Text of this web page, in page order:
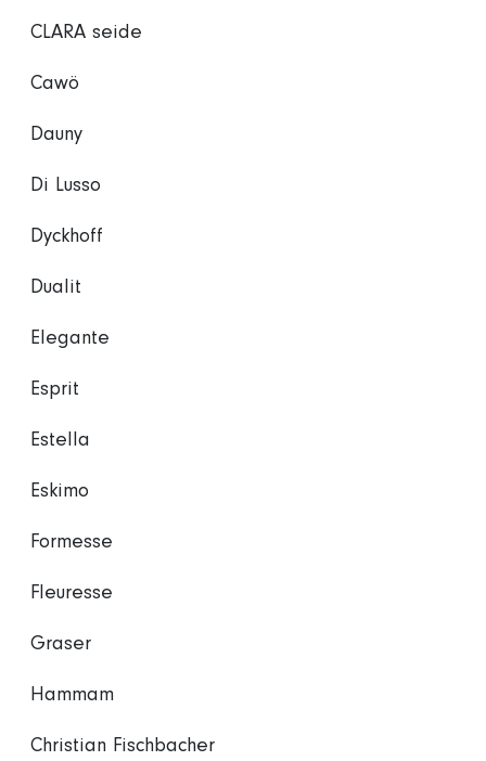
CLARA seide
Cawö
Dauny
Di Lusso
Dyckhoff
Dualit
Elegante
Esprit
Estella
Eskimo
Formesse
Fleuresse
Graser
Hammam
Christian Fischbacher